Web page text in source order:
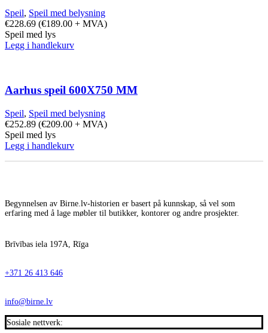
Speil, Speil med belysning
€228.69 (€189.00 + MVA)
Speil med lys
Legg i handlekurv
Aarhus speil 600X750 MM
Speil, Speil med belysning
€252.89 (€209.00 + MVA)
Speil med lys
Legg i handlekurv
Begynnelsen av Birne.lv-historien er basert på kunnskap, så vel som
erfaring med å lage møbler til butikker, kontorer og andre prosjekter.
Brīvības iela 197A, Rīga
+371 26 413 646
info@birne.lv
Sosiale nettverk: